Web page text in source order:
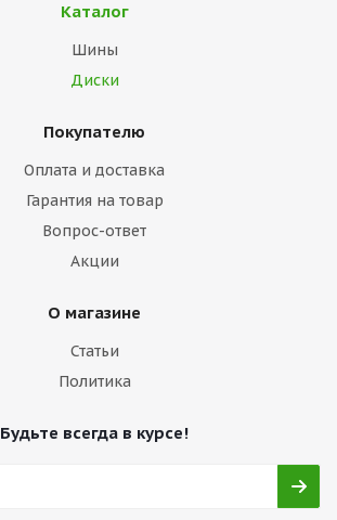
Каталог
Шины
Диски
Покупателю
Оплата и доставка
Гарантия на товар
Вопрос-ответ
Акции
О магазине
Статьи
Политика
Будьте всегда в курсе!